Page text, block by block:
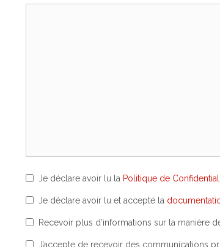
Je déclare avoir lu la Politique de
Je déclare avoir lu et accepté la
Recevoir plus d’informations sur la manière
J’accepte de recevoir des communications